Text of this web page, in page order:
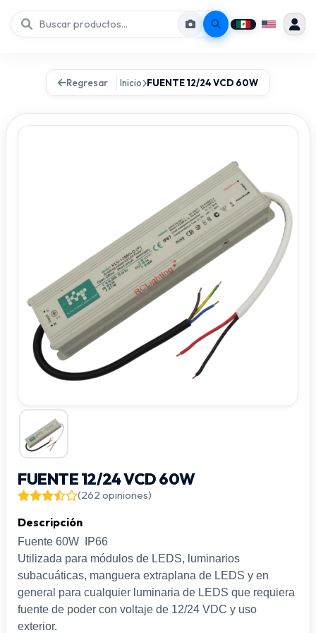
Regresar Inicio FUENTE 12/24 VCD 60W
FUENTE 12/24 VCD 60W
(262 opiniones)
Descripción
Fuente 60W IP66
Utilizada para módulos de LEDS, luminarios
subacuáticas, manguera extraplana de LEDS y en
general para cualquier luminaria de LEDS que requiera
fuente de poder con voltaje de 12/24 VDC y uso
exterior.